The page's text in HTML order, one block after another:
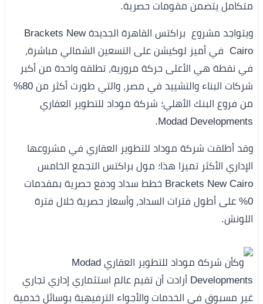
متكامل يتضمن مقومات حصرية.
ويتواجد مشروع براكتس القاهرة الجديدة Brackets New
Cairo في أميز لوكيشن على التسعين الشمالي مباشرة،
في نقطة هي الأعلى حركة مرورية، تطلقه واحدة من أكبر
شركات البناء والتشييد في مصر، والتي طورت أكثر من 80%
من فروع البنك الأهلي؛ شركة موداد للتطوير العقاري
Modad Developments.
وقد أطلقت شركة موداد للتطوير العقاري في مشروعها
الإداري الأكثر تميزا هذا؛ مول براكتس التجمع الخامس
Brackets New Cairo خطط سداد ودفع حصرية بمقدمات
0% على أطول فترات السداد، وأسعار حصرية خلال فترة
اللونش.
وكأن شركة موداد للتطوير العقاري Modad
Developments أرادت أن تقيم عالم استثماري إداري تجاري
غير مسبوق في الخدمات والأجواء الترفيهية بوسائل خدمية